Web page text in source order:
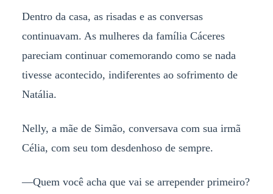
Dentro da casa, as risadas e as conversas
continuavam. As mulheres da família Cáceres
pareciam continuar comemorando como se nada
tivesse acontecido, indiferentes ao sofrimento de
Natália.
Nelly, a mãe de Simão, conversava com sua irmã
Célia, com seu tom desdenhoso de sempre.
—Quem você acha que vai se arrepender primeiro?